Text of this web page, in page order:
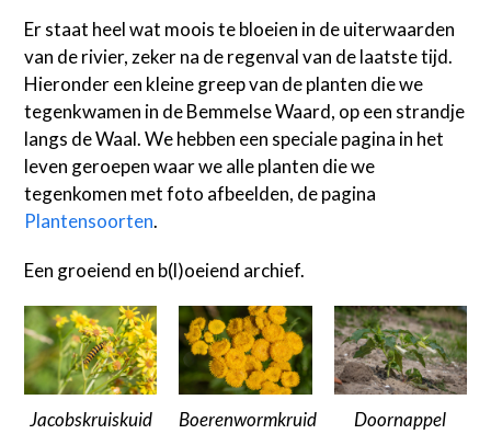
Er staat heel wat moois te bloeien in de uiterwaarden
van de rivier, zeker na de regenval van de laatste tijd.
Hieronder een kleine greep van de planten die we
tegenkwamen in de Bemmelse Waard, op een strandje
langs de Waal. We hebben een speciale pagina in het
leven geroepen waar we alle planten die we
tegenkomen met foto afbeelden, de pagina
Plantensoorten.
Een groeiend en b(l)oeiend archief.
Jacobskruiskuid Boerenwormkruid Doornappel